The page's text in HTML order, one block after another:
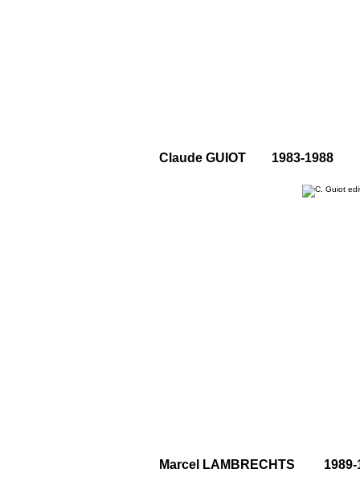
Claude GUIOT 1983-1988
Marcel LAMBRECHTS 1989-